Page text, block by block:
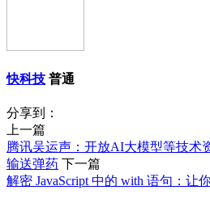
快科技 普通
分享到：
上一篇
腾讯吴运声：开放AI大模型等技术
输送弹药 下一篇
解密 JavaScript 中的 with 语句：让